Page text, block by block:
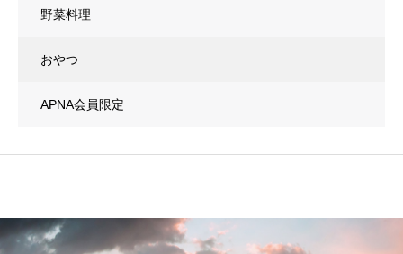
野菜料理
おやつ
APNA会員限定